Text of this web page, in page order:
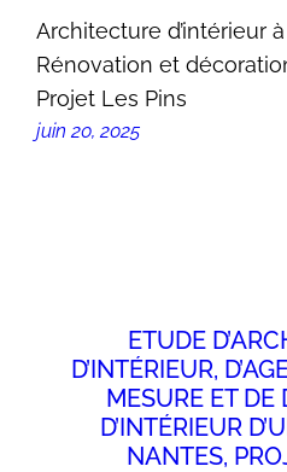
Architecture d’intérieur
Rénovation et
Projet Les Pins
juin 20, 2025
ETUDE
D’INTÉRIEUR,
MESURE ET DE
D’INTÉRIEUR
NANTES,